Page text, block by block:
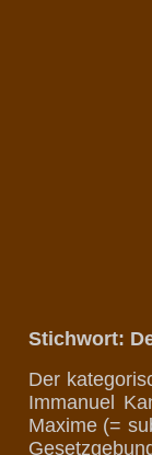
Stichwort:
Der
Immanuel
Maxime (=